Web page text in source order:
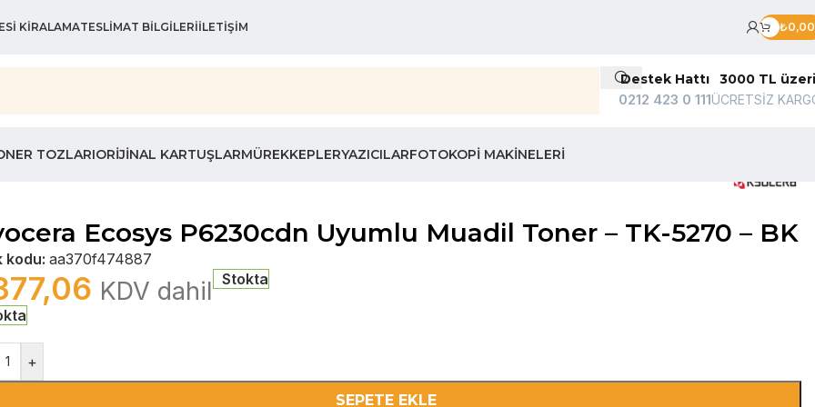
KIRALAMATESLIMAT BILGILERIİLETIŞIM ₺0,00
Destek Hattı
0212 423 0 111
3000 TL üzeri
ÜCRETSİZ
TOZLARIORIJINAL KARTUŞLARMÜREKKEPLERYAZICILARFOTOKOPI MAKINELERI
Ecosys P6230cdn Uyumlu Muadil Toner – TK-5270 – BK
kodu:aa370f474887
KDV dahil Stokta
+
SEPETE EKLE